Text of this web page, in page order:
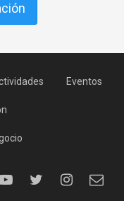
Eventos